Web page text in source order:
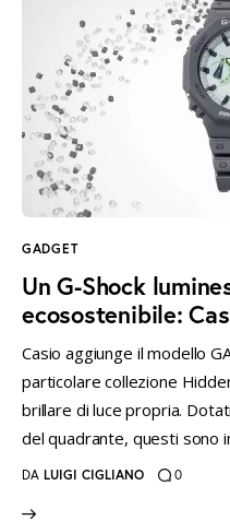
GADGET
Un G-Shock
ecosostenibile:
Casio aggiunge il modello
particolare collezione
brillare di luce propria.
del quadrante, questi sono
DA LUIGI CIGLIANO 0